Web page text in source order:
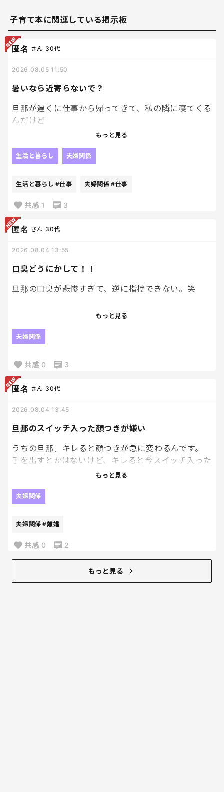
子育て本に関連している掲示板
暑いなら近寄らないで？
匿名 さん 30代
2026.08.05 11:50
旦那が遅くに仕事から帰ってきて、私の隣に寝てくる
んだけど
暑い、暑いいいながら近寄ってくんのがキモすぎ
暑いなら近寄らないでほしい。
まじでキモすぎる
旦那をこんなにキモすぎると思う日が来るなん
もっと見る
生活と暮らし 夫婦関係
生活と暮らし #仕事 夫婦関係 #仕事
共感 1 3
口臭どうにかして！！
匿名 さん 30代
2026.08.04 13:55
旦那の口臭が悲惨すぎて、逆に指摘できない。笑
たばこのせいだなー。って感じ。
これで、接吻求めてくるのさすがにやめてほしい。
これ、指摘したらどんな行動にでるのかな。笑
もっと見る
夫婦関係
共感 0 3
旦那のスイッチ入った顔つきが嫌い
匿名 さん 30代
2026.08.04 13:45
うちの旦那、キレると顔つきが急に変わるんです。
手を出すとかはないけど、キレると今スイッチ入った
なーってわかるくらい表情が変化する。
これがほんっとに嫌い。
もっと見る
夫婦関係
夫婦関係 #離婚
共感 0 2
もっと見る